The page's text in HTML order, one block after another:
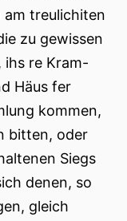
am treulichiten
zu gewissen
ihs re Kram-
Häus fer
kommen,
bitten, oder
Siegs
denen, so
gleich